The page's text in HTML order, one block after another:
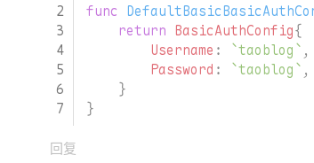
05-21
支持 Git 自动增量同步备份远程文章
05-15
支持原生 PlantUML 渲染显示（兼容暗
05-11
终于给发表评论加上了节流功能，没来
05-09
后端渲染代码而不再是前端（
允许在前端上传碎碎念附件（
04-30
碎碎念
func
return BasicAuthConfig{
Username : `taoblog` ,
Password : `taoblog` ,
}
}
回复